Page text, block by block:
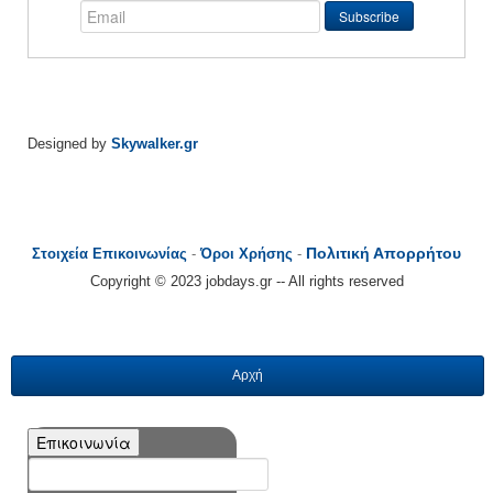
Designed by Skywalker.gr
Στοιχεία Επικοινωνίας -Όροι Χρήσης - Πολιτική Απορρήτου
Copyright © 2023 jobdays.gr -- All rights reserved
Αρχή